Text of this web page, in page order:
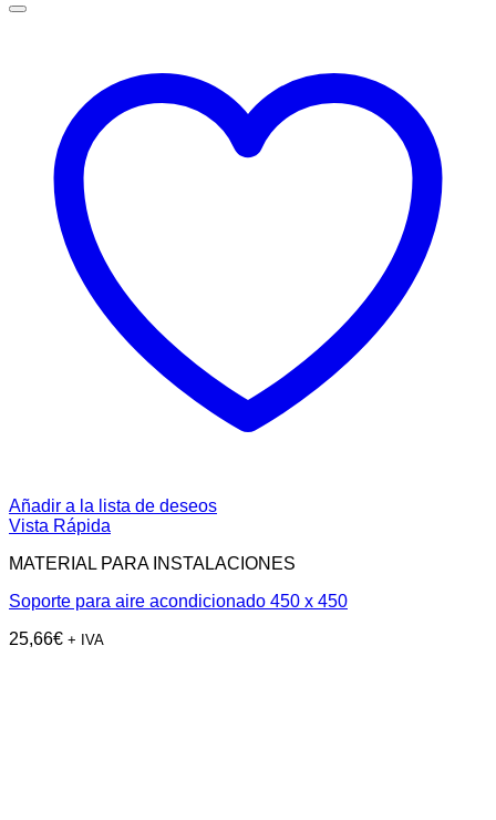
Añadir a la lista de deseos
Vista Rápida
MATERIAL PARA INSTALACIONES
Soporte para aire acondicionado 450 x 450
25,66€ + IVA